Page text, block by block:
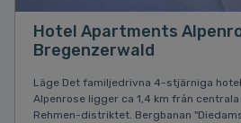
Hotel Apartments
Bregenzerwald
Läge Det familjedrivna 4-stjärniga
Alpenrose ligger ca 1,4 km från
Rehmen-distriktet. Bergbanan